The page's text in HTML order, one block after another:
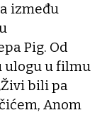
između
Pig. Od
ulogu u filmu
bili pa
Anom